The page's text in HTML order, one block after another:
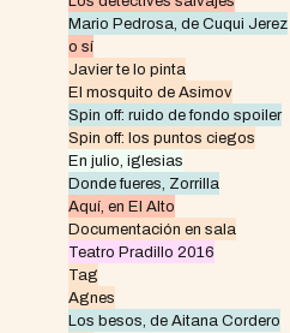
Mario Pedrosa, de Cuqui Jerez
o sí
Javier te lo pinta
El mosquito de Asimov
Spin off: ruido de fondo spoiler
Spin off: los puntos ciegos
En julio, iglesias
Donde fueres, Zorrilla
Aquí, en El Alto
Documentación en sala
Teatro Pradillo 2016
Tag
Agnes
Los besos, de Aitana Cordero